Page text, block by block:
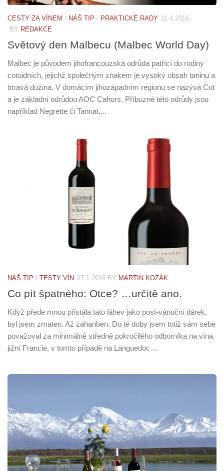
CESTY ZA VÍNEM / NÁŠ TIP / PRAKTICKÉ RADY 11.4.2016
BY REDAKCE
Světový den Malbecu (Malbec World Day)
Malbec je původem jihofrancouzská odrůda patřící do rodiny
cotoidních, jejichž společným znakem je vysoký obsah taninu a
tmavá dužina. V domácím jihozápadním regionu se nazývá Cot
a je základní odrůdou AOC Cahors. Příbuzné této odrůdy jsou
například Negrette či Tannat,...
NÁŠ TIP / TESTY VÍN 27.1.2016 BY MARTIN KOZÁK
Co pít špatného: Otce? …určitě ano.
Když přede mnou přistála tato láhev jako post-vánoční dárek,
byl jsem zmaten. Až zahanben. Do té doby jsem totiž sám sebe
považoval za minimálně středně pokročilého odborníka na vína
jižní Francie, v tomto případě na Languedoc....